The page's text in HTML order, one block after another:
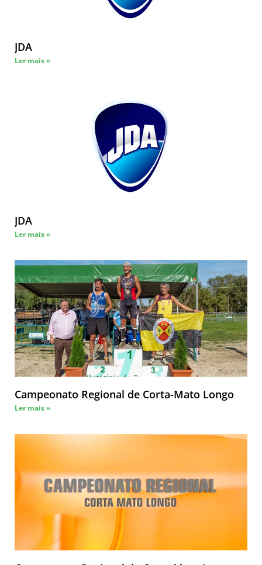
JDA
Ler mais »
JDA
Ler mais »
Campeonato Regional de Corta-Mato Longo
Ler mais »